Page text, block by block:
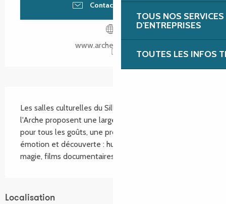
TOUS NOS
D'ENTREPRISES
TOUTES LES INFOS
Contacter par email
www.arche-sillon.com
Les salles culturelles du Sillon et du Théâtre de
l'Arche proposent une large palette de spectacles
pour tous les goûts, une programmation riche en
émotion et découverte : humour, théâtre, musique,
magie, films documentaires, poésie, ...
Localisation